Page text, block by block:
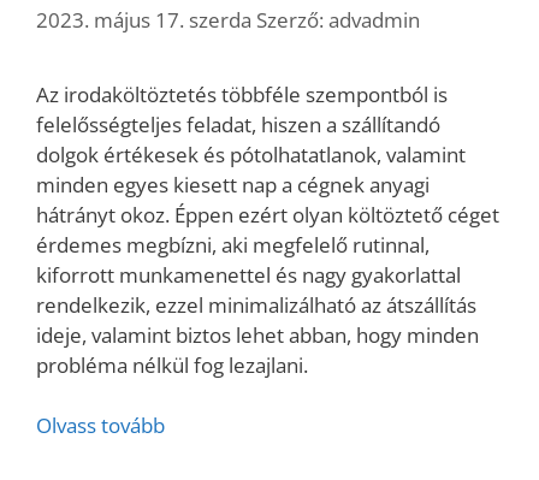
2023. május 17. szerda Szerző: advadmin
Az irodaköltöztetés többféle szempontból is
felelősségteljes feladat, hiszen a szállítandó
dolgok értékesek és pótolhatatlanok, valamint
minden egyes kiesett nap a cégnek anyagi
hátrányt okoz. Éppen ezért olyan költöztető céget
érdemes megbízni, aki megfelelő rutinnal,
kiforrott munkamenettel és nagy gyakorlattal
rendelkezik, ezzel minimalizálható az átszállítás
ideje, valamint biztos lehet abban, hogy minden
probléma nélkül fog lezajlani.
Olvass tovább